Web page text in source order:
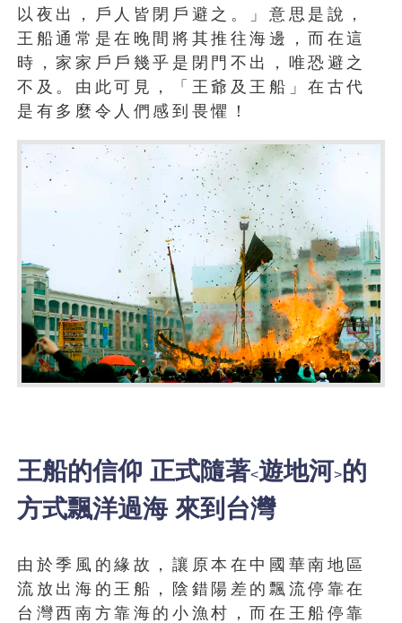
以夜出，戶人皆閉戶避之。」意思是說，
王船通常是在晚間將其推往海邊，而在這
時，家家戶戶幾乎是閉門不出，唯恐避之
不及。由此可見，「王爺及王船」在古代
是有多麼令人們感到畏懼！
王船的信仰 正式隨著<遊地河>的
方式飄洋過海 來到台灣
由於季風的緣故，讓原本在中國華南地區
流放出海的王船，陰錯陽差的飄流停靠在
台灣西南方靠海的小漁村，而在王船停靠